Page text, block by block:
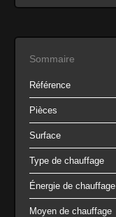
Sommaire
Référence
Pièces
Surface
Type de chauffage
Énergie de chauffage
Moyen de chauffage